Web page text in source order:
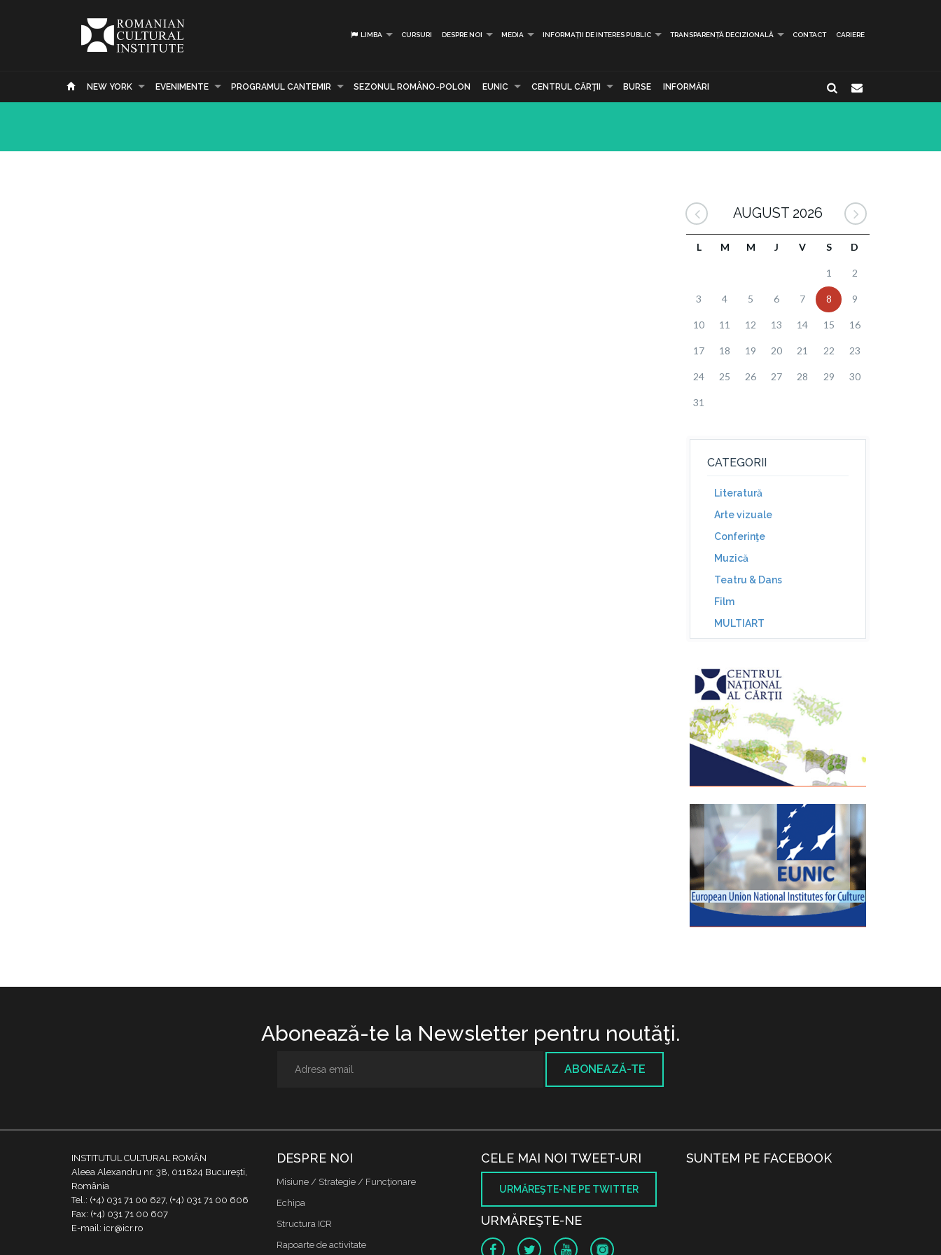
LIMBA CURSURI DESPRE NOI MEDIA INFORMAȚII DE INTERES PUBLIC TRANSPARENȚĂ DECIZIONALĂ CONTACT CARIERE
NEW YORK EVENIMENTE PROGRAMUL CANTEMIR SEZONUL ROMÂNO-POLON EUNIC CENTRUL CĂRŢII BURSE INFORMĂRI
AUGUST 2026
L M M J V S D
1 2
3 4 5 6 7 8 9
10 11 12 13 14 15 16
17 18 19 20 21 22 23
24 25 26 27 28 29 30
31
CATEGORII
Literatură
Arte vizuale
Conferinţe
Muzică
Teatru & Dans
Film
MULTIART
Abonează-te la Newsletter pentru noutăţi.
ABONEAZĂ-TE
INSTITUTUL CULTURAL ROMÂN
Aleea Alexandru nr. 38, 011824 București,
România
Tel.: (+4) 031 71 00 627, (+4) 031 71 00 606
Fax: (+4) 031 71 00 607
E-mail: icr@icr.ro
DESPRE NOI
Misiune / Strategie / Funcţionare
Echipa
Structura ICR
Rapoarte de activitate
CELE MAI NOI TWEET-URI
URMĂREŞTE-NE PE TWITTER
URMĂREŞTE-NE
SUNTEM PE FACEBOOK